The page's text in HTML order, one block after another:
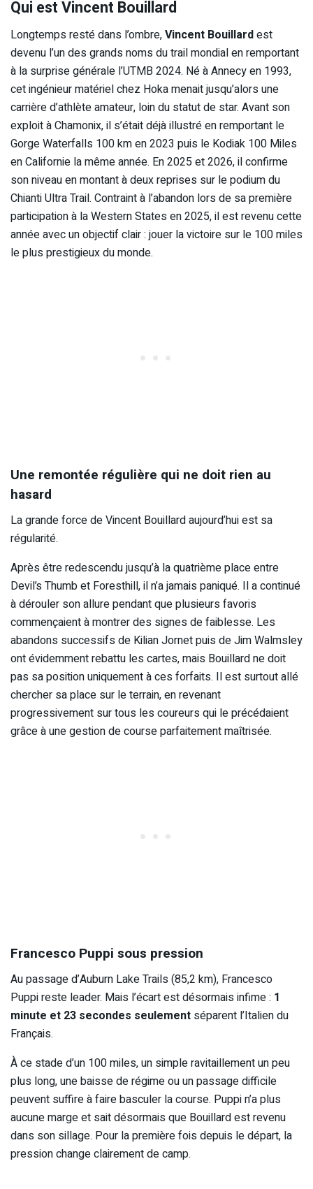
Qui est Vincent Bouillard
Longtemps resté dans l’ombre,Vincent Bouillardest
devenu l’un des grands noms du trail mondial en remportant
à la surprise générale l’UTMB 2024. Né à Annecy en 1993,
cet ingénieur matériel chez Hoka menait jusqu’alors une
carrière d’athlète amateur, loin du statut de star. Avant son
exploit à Chamonix, il s’était déjà illustré en remportant le
Gorge Waterfalls 100 km en 2023 puis le Kodiak 100 Miles
en Californie la même année. En 2025 et 2026, il confirme
son niveau en montant à deux reprises sur le podium du
Chianti Ultra Trail. Contraint à l’abandon lors de sa première
participation à la Western States en 2025, il est revenu cette
année avec un objectif clair : jouer la victoire sur le 100 miles
le plus prestigieux du monde.
Une remontée régulière qui ne doit rien au
hasard
La grande force de Vincent Bouillard aujourd’hui est sa
régularité.
Après être redescendu jusqu’à la quatrième place entre
Devil’s Thumb et Foresthill, il n’a jamais paniqué. Il a continué
à dérouler son allure pendant que plusieurs favoris
commençaient à montrer des signes de faiblesse. Les
abandons successifs de Kilian Jornet puis de Jim Walmsley
ont évidemment rebattu les cartes, mais Bouillard ne doit
pas sa position uniquement à ces forfaits. Il est surtout allé
chercher sa place sur le terrain, en revenant
progressivement sur tous les coureurs qui le précédaient
grâce à une gestion de course parfaitement maîtrisée.
Francesco Puppi sous pression
Au passage d’Auburn Lake Trails (85,2 km), Francesco
Puppi reste leader. Mais l’écart est désormais infime : 1
minute et 23 secondes seulement séparent l’Italien du
Français.
À ce stade d’un 100 miles, un simple ravitaillement un peu
plus long, une baisse de régime ou un passage difficile
peuvent suffire à faire basculer la course. Puppi n’a plus
aucune marge et sait désormais que Bouillard est revenu
dans son sillage. Pour la première fois depuis le départ, la
pression change clairement de camp.